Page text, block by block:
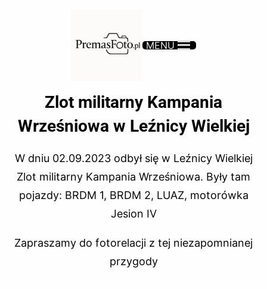
MENU
Zlot militarny Kampania
Wrześniowa w Leźnicy Wielkiej
W dniu 02.09.2023 odbył się w Leźnicy Wielkiej
Zlot militarny Kampania Wrześniowa. Były tam
pojazdy: BRDM 1, BRDM 2, LUAZ, motorówka
Jesion IV
Zapraszamy do fotorelacji z tej niezapomnianej
przygody